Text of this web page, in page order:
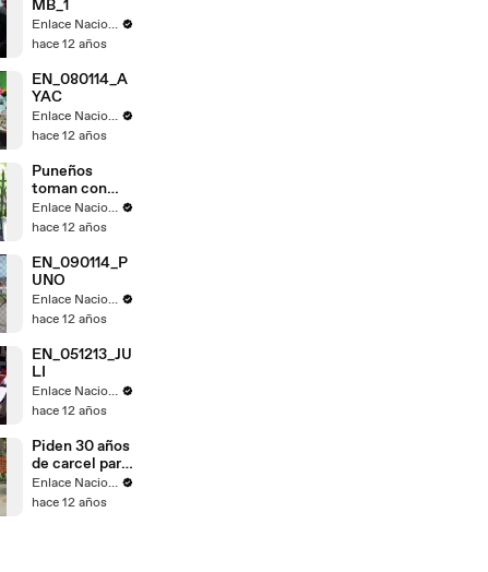
MB_1
Enlace Nacional
hace 12 años
EN_080114_A
YAC
Enlace Nacional
hace 12 años
Puneños
toman con
calma fallo de
La Haya
Enlace Nacional
hace 12 años
EN_090114_P
UNO
Enlace Nacional
hace 12 años
EN_051213_JU
LI
Enlace Nacional
hace 12 años
Piden 30 años
de carcel para
Gregorio
Santos
Enlace Nacional
hace 12 años